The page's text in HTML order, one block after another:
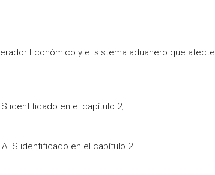
Económico y el sistema aduanero que afecte
identificado en el capítulo 2;
identificado en el capítulo 2.